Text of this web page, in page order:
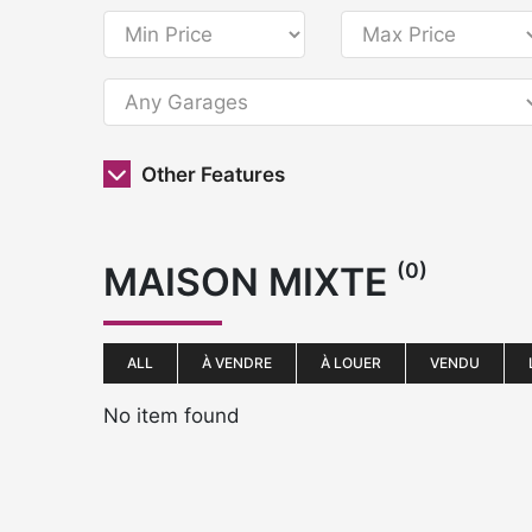
Other Features
MAISON MIXTE (0)
ALL À VENDRE À LOUER VENDU
No item found